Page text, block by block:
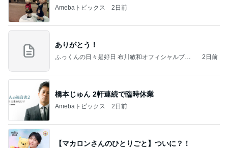
Amebaトピックス 2日前
ありがとう！
ふっくんの日々是好日 布川敏和オフィシャルブロ
2日前
橋本じゅん 2軒連続で臨時休業
Amebaトピックス 2日前
【マカロンさんのひとりごと】ついに？！